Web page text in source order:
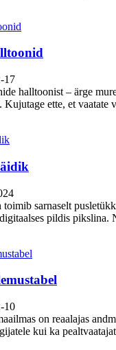
17
halltoonist – ärge
ette, et vaatate
sarnaselt
pildis
10
on reaalajas
kui ka